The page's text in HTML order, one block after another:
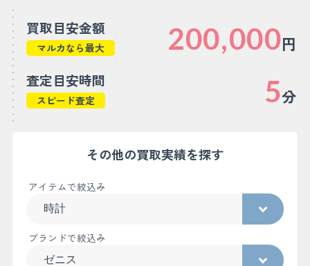
買取目安金額
マルカなら最大 200,000円
査定目安時間
スピード査定 5分
その他の買取実績を探す
アイテムで絞込み
ブランドで絞込み